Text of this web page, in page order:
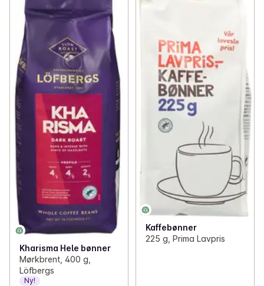
Kharisma Hele bønner
Mørkbrent, 400 g,
Löfbergs
Ny!
Kaffebønner
225 g, Prima Lavpris